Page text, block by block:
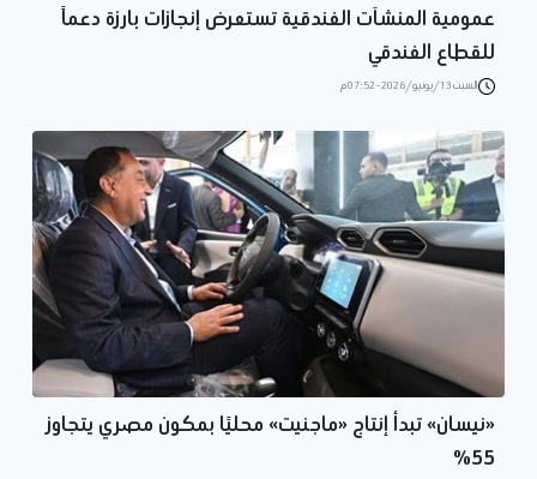
عمومية المنشآت الفندقية تستعرض إنجازات بارزة دعماً
للقطاع الفندقي
السبت 13/يونيو/2026 - 07:52 م
«نيسان» تبدأ إنتاج «ماجنيت» محليًا بمكون مصري يتجاوز
55%